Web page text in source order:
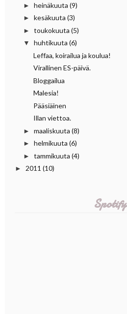
► heinäkuuta (9)
► kesäkuuta (3)
► toukokuuta (5)
▼ huhtikuuta (6)
Leffaa, koirailua ja koulua!
Virallinen ES-päivä.
Bloggailua
Malesia!
Pääsiäinen
Illan viettoa.
► maaliskuuta (8)
► helmikuuta (6)
► tammikuuta (4)
► 2011 (10)
Spotify